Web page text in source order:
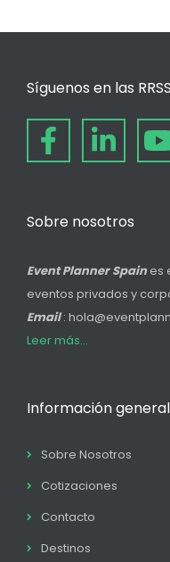
Síguenos en las
Sobre nosotros
Event Planner Spain es
eventos privados y
Email:
Leer más...
Información general
Sobre Nosotros
Cotizaciones
Contacto
Destinos